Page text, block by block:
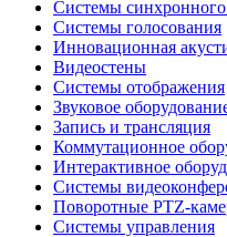
Системы синхронного
Системы голосования
Инновационная
Видеостены
Системы отображения
Звуковое
Запись и трансляция
Коммутационное
Интерактивное
Системы
Поворотные PTZ-
Системы управления